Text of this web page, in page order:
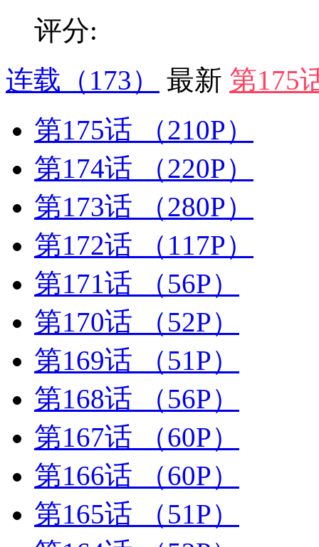
评分:
连载 （173） 最新 第175
第175话
（210P）
第174话
（220P）
第173话
（280P）
第172话
（117P）
第171话
（56P）
第170话
（52P）
第169话
（51P）
第168话
（56P）
第167话
（60P）
第166话
（60P）
第165话
（51P）